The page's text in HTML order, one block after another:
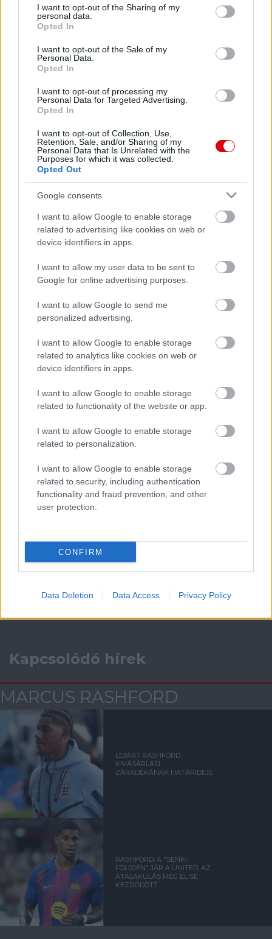
not limited to your visit or usage behaviour. You may click to
grant or deny consent to Google and its third-party tags to
use your data for below specified purposes in below Google
consent section.
I want to opt-out of the Sharing of my
personal data.
Opted In
I want to opt-out of the Sale of my
Personal Data.
Opted In
I want to opt-out of processing my
Personal Data for Targeted Advertising.
Opted In
I want to opt-out of Collection, Use,
Retention, Sale, and/or Sharing of my
Personal Data that Is Unrelated with the
Purposes for which it was collected.
Opted Out
Google consents
I want to allow Google to enable storage
related to advertising like cookies on web or
device identifiers in apps.
I want to allow my user data to be sent to
Google for online advertising purposes.
I want to allow Google to send me
personalized advertising.
I want to allow Google to enable storage
related to analytics like cookies on web or
device identifiers in apps.
I want to allow Google to enable storage
related to functionality of the website or app.
I want to allow Google to enable storage
related to personalization.
I want to allow Google to enable storage
related to security, including authentication
functionality and fraud prevention, and other
user protection.
CONFIRM
Data Deletion Data Access Privacy Policy
Meccs Center
Paris Saint-Germainvs
Manchester United
Nya Ullevi, Göteborg
2026-08-08 17:00
vs Manchester United
ELŐZŐ MÉRKŐZÉSEK
Támogatás
Támogasd adományoddal
a ManUtdFanatics.hu működését!
Kapcsolódó hírek
MARCUS RASHFORD
LEJÁRT RASHFORD
KIVÁSÁRLÁSI
ZÁRADÉKÁNAK HATÁRIDEJE
RASHFORD: A "SENKI
FÖLDJÉN" JÁR A UNITED, AZ
ÁTALAKULÁS MÉG EL SE
KEZDŐDÖTT